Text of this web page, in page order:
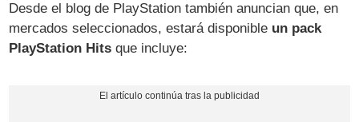
Desde el blog de PlayStation también anuncian que, en
mercados seleccionados, estará disponible un pack
PlayStation Hits que incluye: